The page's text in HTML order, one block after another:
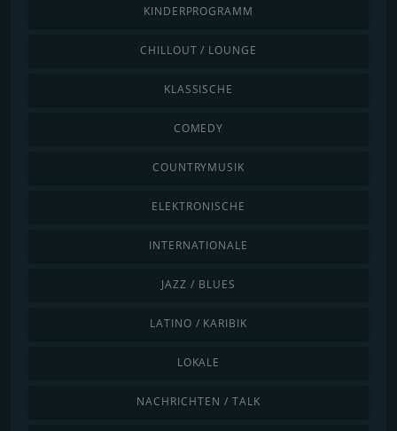
KINDERPROGRAMM
CHILLOUT / LOUNGE
KLASSISCHE
COMEDY
COUNTRYMUSIK
ELEKTRONISCHE
INTERNATIONALE
JAZZ / BLUES
LATINO / KARIBIK
LOKALE
NACHRICHTEN / TALK